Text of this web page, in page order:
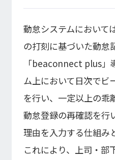
動怠システムにおいて
の打刻に基づいた動怠
「beaconnect plus」
ム上において日次でビ
を行い、一定以上の乖
動怠登録の再確認を行
理由を入力する仕組み
これにより、上司・部